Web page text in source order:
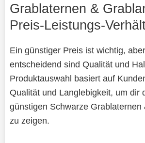
Grablaternen &
Preis-Leistungs-
Ein günstiger Preis ist wichtig,
entscheidend sind Qualität und
Produktauswahl basiert auf
Qualität und Langlebigkeit, um dir
günstigen Schwarze Grablaternen
zu zeigen.